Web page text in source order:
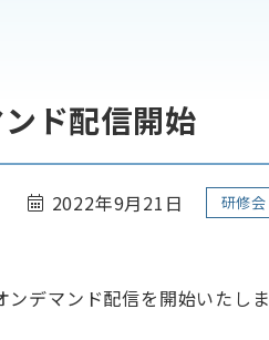
ド配信開始
2022年9月21日 研修会
デマンド配信を開始いたしま